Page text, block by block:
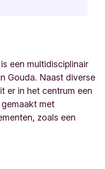
een multidisciplinair
Gouda. Naast diverse
er in het centrum een
met
zoals een